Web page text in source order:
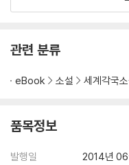
난 어린이들은 환상 동화가
일곱 번째 이야기. 어린 이다의
열 번째 이야기. 그림자
작품 해설
관련 분류
eBook 소설 세계각국
품목정보
발행일
2014년 06